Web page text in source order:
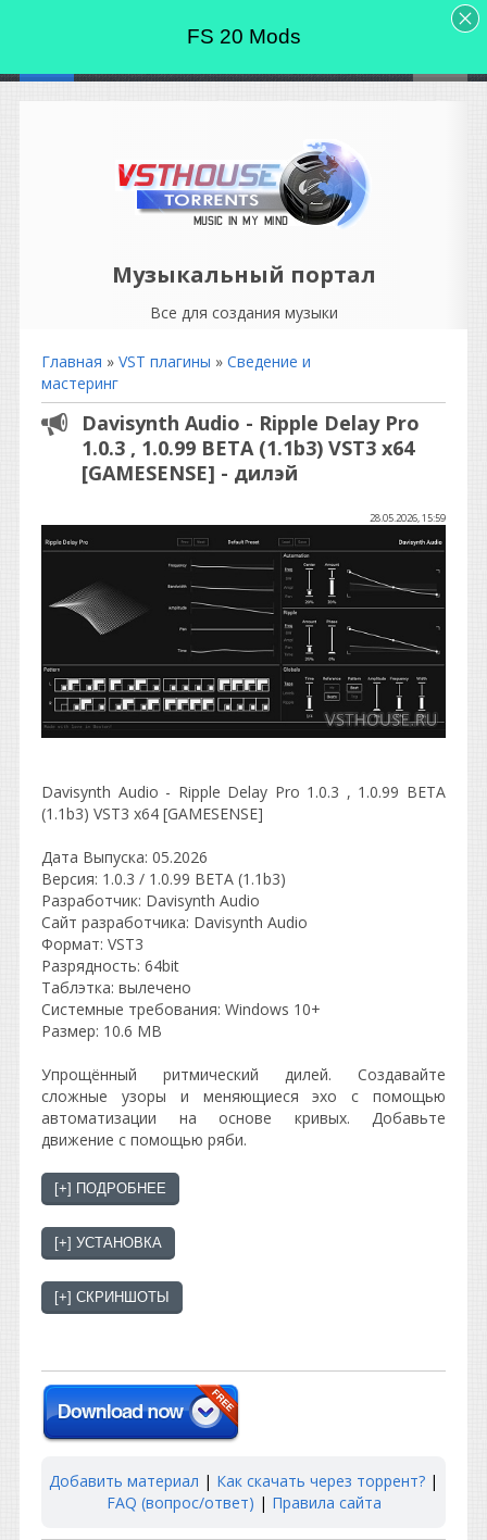
Музыкальный портал
Все для создания музыки
Главная » VST плагины » Сведение и
мастеринг
Davisynth Audio - Ripple Delay Pro
1.0.3 , 1.0.99 BETA (1.1b3) VST3 x64
[GAMESENSE] - дилэй
28.05.2026, 15:59
Davisynth Audio - Ripple Delay Pro 1.0.3 , 1.0.99 BETA
(1.1b3) VST3 x64 [GAMESENSE]
Дата Выпуска: 05.2026
Версия: 1.0.3 / 1.0.99 BETA (1.1b3)
Разработчик: Davisynth Audio
Сайт разработчика: Davisynth Audio
Формат: VST3
Разрядность: 64bit
Таблэтка: вылечено
Системные требования: Windows 10+
Размер: 10.6 MB
Упрощённый ритмический дилей. Создавайте
сложные узоры и меняющиеся эхо с помощью
автоматизации на основе кривых. Добавьте
движение с помощью ряби.
Добавить материал | Как скачать через торрент? |
FAQ (вопрос/ответ) | Правила сайта
FS 20 Mods